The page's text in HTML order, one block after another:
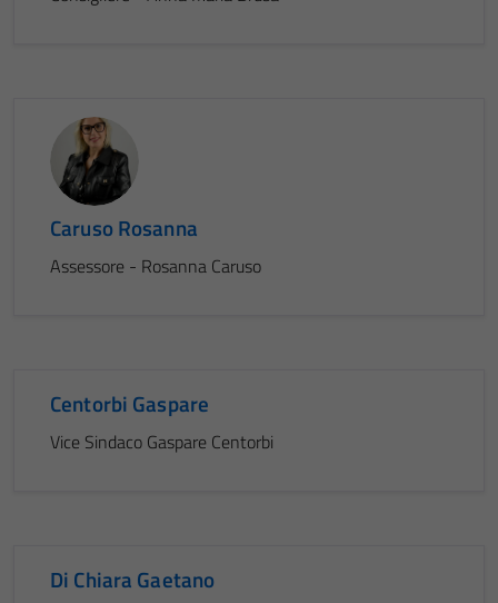
Caruso Rosanna
Assessore - Rosanna Caruso
Centorbi Gaspare
Vice Sindaco Gaspare Centorbi
Di Chiara Gaetano